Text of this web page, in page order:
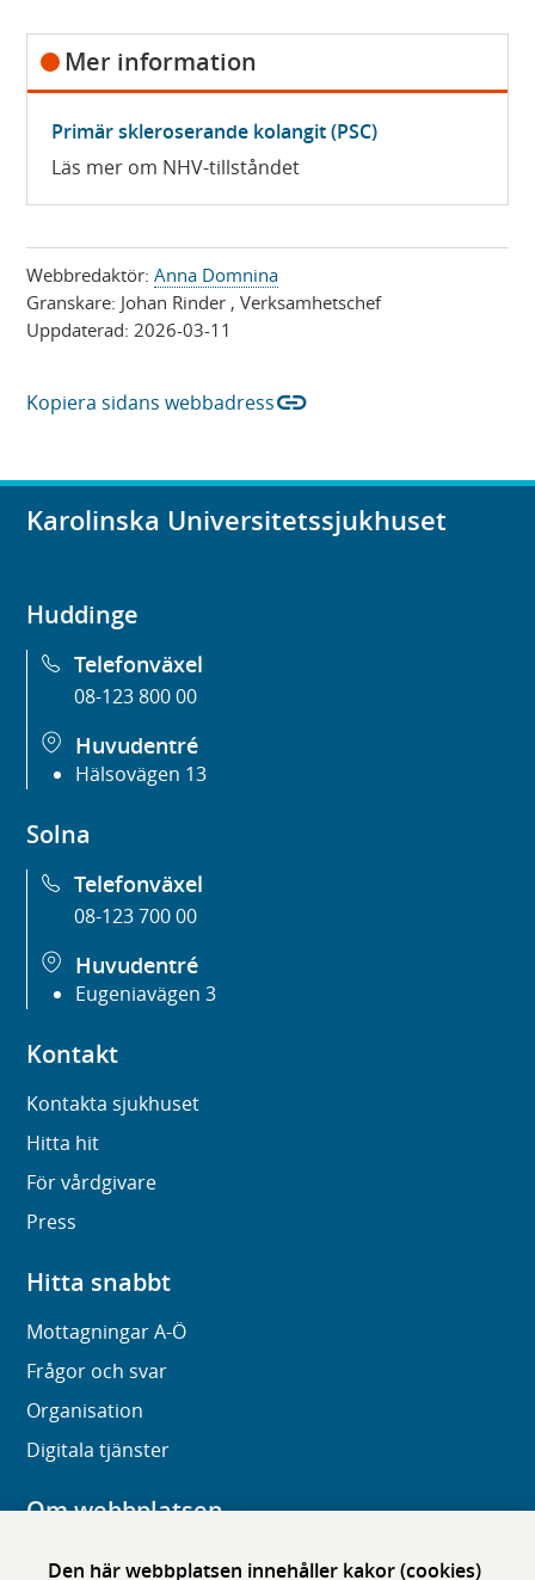
Den här webbplatsen innehåller kakor (cookies)
Mer information
Primär skleroserande kolangit (PSC)
Läs mer om NHV-tillståndet
Webbredaktör:Anna Domnina
Granskare: Johan Rinder , Verksamhetschef
Uppdaterad: 2026-03-11
Kopiera sidans webbadresslink
Karolinska Universitetssjukhuset
Huddinge
Telefonväxel
08-123 800 00
Huvudentré
Hälsovägen 13
Solna
Telefonväxel
08-123 700 00
Huvudentré
Eugeniavägen 3
Kontakt
Kontakta sjukhuset
Hitta hit
För vårdgivare
Press
Hitta snabbt
Mottagningar A-Ö
Frågor och svar
Organisation
Digitala tjänster
Om webbplatsen
Om karolinska.se